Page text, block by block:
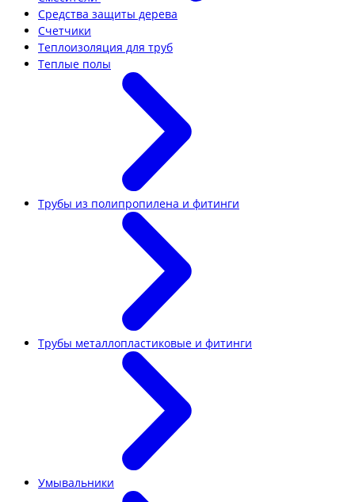
Средства защиты дерева
Счетчики
Теплоизоляция для труб
Теплые полы
Трубы из полипропилена и фитинги
Трубы металлопластиковые и фитинги
Умывальники